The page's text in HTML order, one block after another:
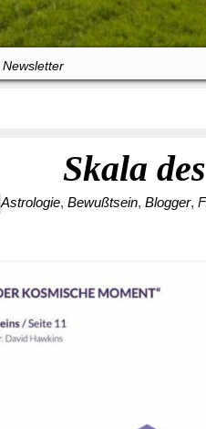
Newsletter
Skala
Astrologie, Bewußtsein, Blogger,